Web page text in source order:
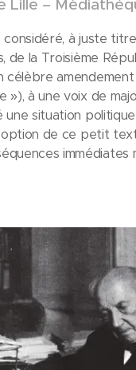
Lille –
à juste
de la Troisième
célèbre
»), à une voix de
une situation
de ce petit
immédiates